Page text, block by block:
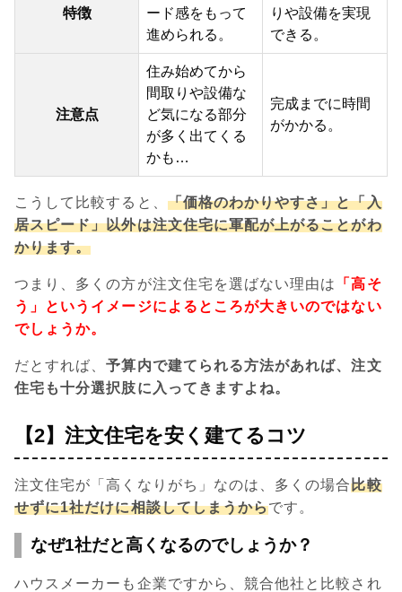
特徴
ード感をもって
進められる。
りや設備を実現
できる。
注意点
住み始めてから
間取りや設備な
ど気になる部分
が多く出てくる
かも…
完成までに時間
がかかる。
こうして比較すると、 「価格のわかりやすさ」と「入
居スピード」以外は注文住宅に軍配が上がることがわ
かります。
つまり、多くの方が注文住宅を選ばない理由は
「高そ
う」というイメージによるところが大きいのではない
でしょうか。
だとすれば、予算内で建てられる方法があれば、注文
住宅も十分選択肢に入ってきますよね。
【2】注文住宅を安く建てるコツ
注文住宅が「高くなりがち」なのは、多くの場合比較
せずに1社だけに相談してしまうからです。
なぜ1社だと高くなるのでしょうか？
ハウスメーカーも企業ですから、競合他社と比較され